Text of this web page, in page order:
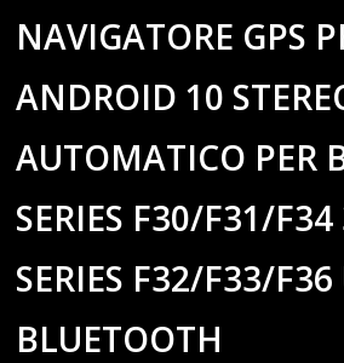
NAVIGATORE GPS
ANDROID 10
AUTOMATICO PER
SERIES F30/F31/
SERIES F32/F33/F36
BLUETOOTH